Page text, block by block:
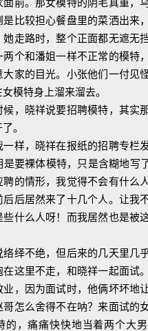
面前。那女模特的阴毛真重，
是比较担心餐盘里的菜洒出来
她走路时，整个正面都无遮无
两个和潘姐一样不正常的模特
大家的目光。小张他们一付见
模特身上溜来溜去。
晓祥说要招聘模特，其实
。
，晓祥在报纸的招聘专栏
是要裸体模特，只是含糊地写
聘的情形，我觉得不会有什么
后后居然来了十几个人。让我
些什么人呀！而我居然也是被
不绝，但后来的几天里几乎
在这里不走，和晓祥一起面试
业，因为面试时，他俩坏坏地
哥怎么舍得不在呐？来面试的
的，痛痛快快地当着两个大